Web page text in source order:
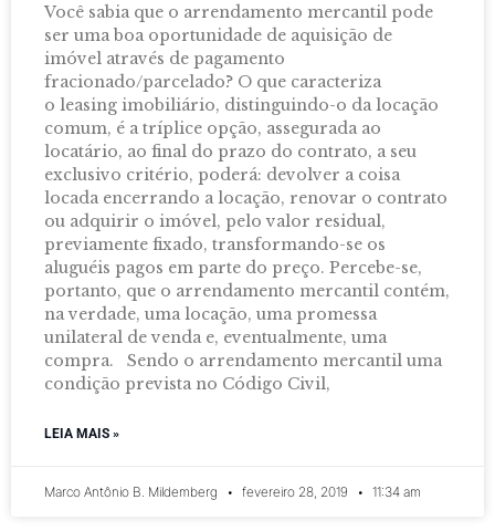
Você sabia que o arrendamento mercantil pode
ser uma boa oportunidade de aquisição de
imóvel através de pagamento
fracionado/parcelado? O que caracteriza
o leasing imobiliário, distinguindo-o da locação
comum, é a tríplice opção, assegurada ao
locatário, ao final do prazo do contrato, a seu
exclusivo critério, poderá: devolver a coisa
locada encerrando a locação, renovar o contrato
ou adquirir o imóvel, pelo valor residual,
previamente fixado, transformando-se os
aluguéis pagos em parte do preço. Percebe-se,
portanto, que o arrendamento mercantil contém,
na verdade, uma locação, uma promessa
unilateral de venda e, eventualmente, uma
compra. Sendo o arrendamento mercantil uma
condição prevista no Código Civil,
LEIA MAIS »
Marco Antônio B. Mildemberg fevereiro 28, 2019 11:34 am